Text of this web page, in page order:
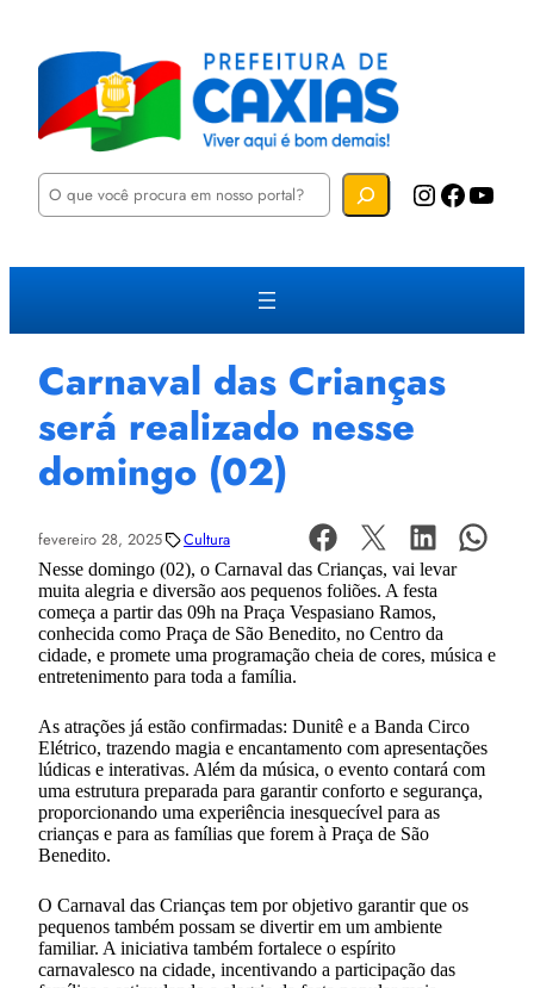
P
u
a
Instagram Facebook YouTube
Carnaval das Crianças
será realizado nesse
domingo (02)
fevereiro 28, 2025 Cultura
Nesse domingo (02), o Carnaval das Crianças, vai levar
muita alegria e diversão aos pequenos foliões. A festa
começa a partir das 09h na Praça Vespasiano Ramos,
conhecida como Praça de São Benedito, no Centro da
cidade, e promete uma programação cheia de cores, música e
entretenimento para toda a família.
As atrações já estão confirmadas: Dunitê e a Banda Circo
Elétrico, trazendo magia e encantamento com apresentações
lúdicas e interativas. Além da música, o evento contará com
uma estrutura preparada para garantir conforto e segurança,
proporcionando uma experiência inesquecível para as
crianças e para as famílias que forem à Praça de São
Benedito.
O Carnaval das Crianças tem por objetivo garantir que os
pequenos também possam se divertir em um ambiente
familiar. A iniciativa também fortalece o espírito
carnavalesco na cidade, incentivando a participação das